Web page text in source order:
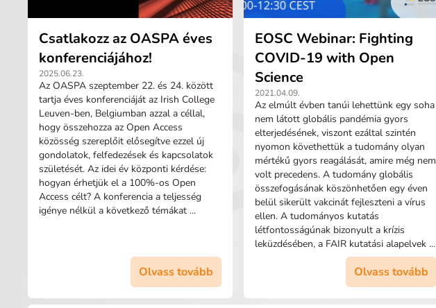
Csatlakozz az OASPA éves
konferenciájához!
2025.06.23.
Az OASPA szeptember 22. és 24. között
tartja éves konferenciáját az Irish College
Leuven-ben, Belgiumban azzal a céllal,
hogy összehozza az Open Access
közösség szereplőit elősegítve ezzel új
gondolatok, felfedezések és kapcsolatok
születését. Az idei év központi kérdése:
hogyan érhetjük el a 100%-os Open
Access célt? A konferencia a teljesség
igénye nélkül a következő témákat ...
Olvass tovább
EOSC Webinar: Fighting
COVID-19 with Open
Science
2021.04.09.
Az elmúlt évben tanúi lehettünk egy soha
nem látott globális pandémia gyors
elterjedésének, viszont ezáltal szintén
nyomon követhettük a tudomány olyan
mértékű gyors reagálását, amire még nem
volt precedens. A tudomány globális
összefogásának köszönhetően egy éven
belül sikerült vakcinát fejleszteni a vírus
ellen. A tudományos kutatás
létfontosságúnak bizonyult a krízis
leküzdésében, a FAIR kutatási alapelvek ...
Olvass tovább